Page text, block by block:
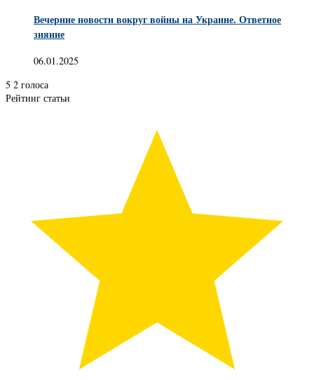
Вечерние новости вокруг войны на Украине. Ответное
зияние
06.01.2025
5 2 голоса
Рейтинг статьи